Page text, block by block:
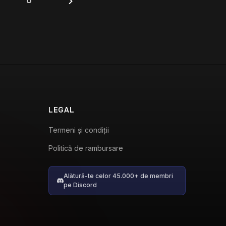
LEGAL
Termeni și condiții
Politică de rambursare
Alătură-te celor 45.000+ de membri
pe Discord